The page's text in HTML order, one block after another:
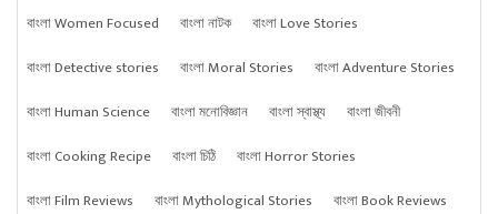
বাংলা Women Focused
বাংলা নাটক
বাংলা Love Stories
বাংলা Detective stories
বাংলা Moral Stories
বাংলা Adventure Stories
বাংলা Human Science
বাংলা মনোবিজ্ঞান বাংলা স্বাস্থ্য
বাংলা জীবনী
বাংলা Cooking Recipe
বাংলা চিঠি
বাংলা Horror Stories
বাংলা Film Reviews
বাংলা Mythological Stories
বাংলা Book Reviews